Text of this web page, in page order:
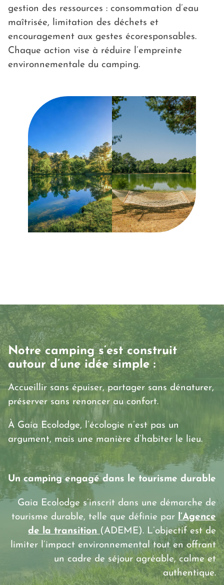
gestion des ressources : consommation d’eau
maîtrisée, limitation des déchets et
encouragement aux gestes écoresponsables.
Chaque action vise à réduire l’empreinte
environnementale du camping.
Notre camping s’est construit
autour d’une idée simple :
Accueillir sans épuiser, partager sans dénaturer,
préserver sans renoncer au confort.
À Gaia Ecolodge, l’écologie n’est pas un
argument, mais une manière d’habiter le lieu.
Un camping engagé dans le tourisme durable
Gaia Ecolodge s’inscrit dans une démarche de
tourisme durable, telle que définie par l’Agence
de la transition (ADEME). L’objectif est de
limiter l’impact environnemental tout en offrant
un cadre de séjour agréable, calme et
authentique.